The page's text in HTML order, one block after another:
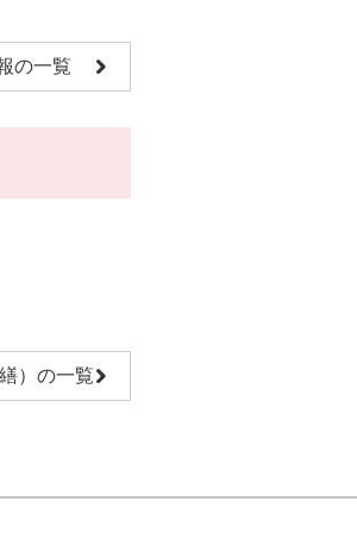
の一覧
）の一覧